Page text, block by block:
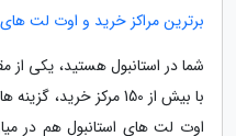
برترین مراکز خرید و اوت لت
شما در استانبول هستید، یکی از
با بیش از 150 مرکز
اوت لت های استانبول هم در